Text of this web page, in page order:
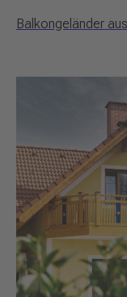
Balkongeländer